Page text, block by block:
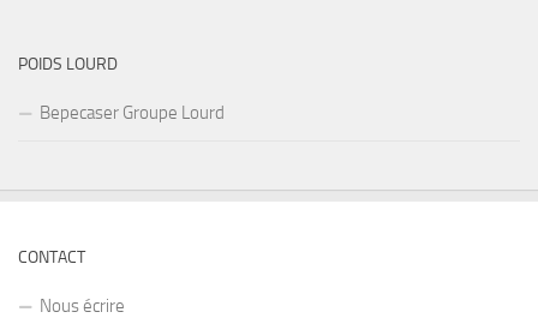
POIDS LOURD
Bepecaser Groupe Lourd
CONTACT
Nous écrire